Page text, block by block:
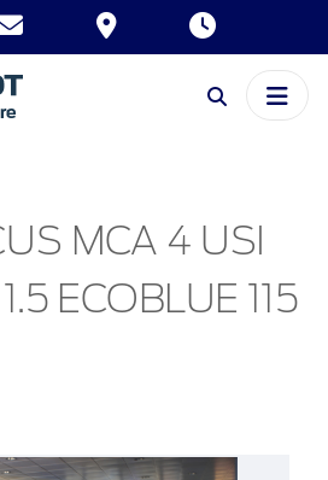
MCA 4 USI
ECOBLUE 115